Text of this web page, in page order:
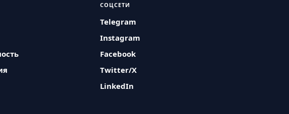
СОЦСЕТИ
Telegram
Instagram
Facebook
Twitter/X
LinkedIn